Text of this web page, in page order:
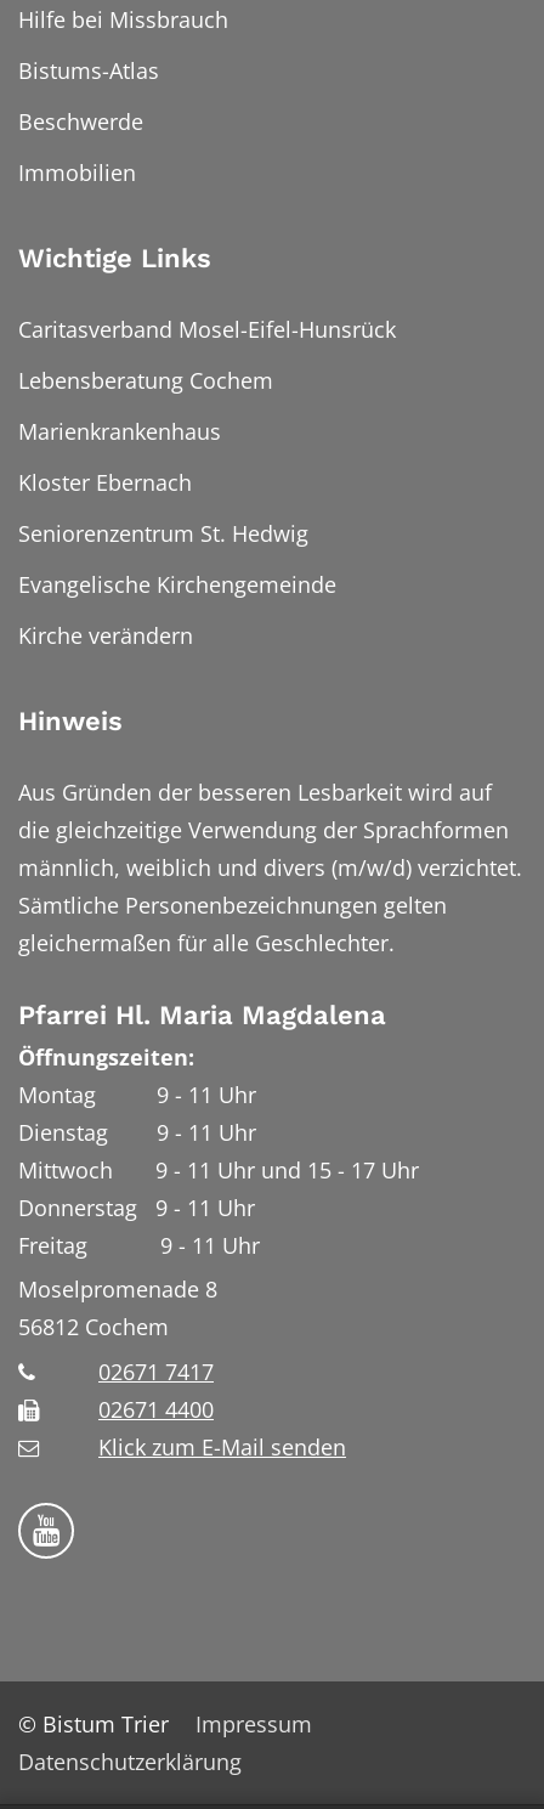
Hilfe bei Missbrauch
Bistums-Atlas
Beschwerde
Immobilien
Wichtige Links
Caritasverband Mosel-Eifel-Hunsrück
Lebensberatung Cochem
Marienkrankenhaus
Kloster Ebernach
Seniorenzentrum St. Hedwig
Evangelische Kirchengemeinde
Kirche verändern
Hinweis
Aus Gründen der besseren Lesbarkeit wird auf
die gleichzeitige Verwendung der Sprachformen
männlich, weiblich und divers (m/w/d) verzichtet.
Sämtliche Personenbezeichnungen gelten
gleichermaßen für alle Geschlechter.
Pfarrei Hl. Maria Magdalena
Öffnungszeiten:
Montag 9 - 11 Uhr
Dienstag 9 - 11 Uhr
Mittwoch 9 - 11 Uhr und 15 - 17 Uhr
Donnerstag 9 - 11 Uhr
Freitag 9 - 11 Uhr
Moselpromenade 8
56812 Cochem
02671 7417
02671 4400
Klick zum E-Mail senden
Bistum Trier auf YouTube
© Bistum Trier
Impressum
Datenschutzerklärung